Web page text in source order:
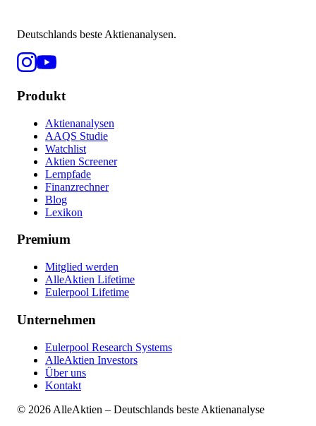
Deutschlands beste Aktienanalysen.
Produkt
Aktienanalysen
AAQS Studie
Watchlist
Aktien Screener
Lernpfade
Finanzrechner
Blog
Lexikon
Premium
Mitglied werden
AlleAktien Lifetime
Eulerpool Lifetime
Unternehmen
Eulerpool Research Systems
AlleAktien Investors
Über uns
Kontakt
© 2026 AlleAktien – Deutschlands beste Aktienanalyse